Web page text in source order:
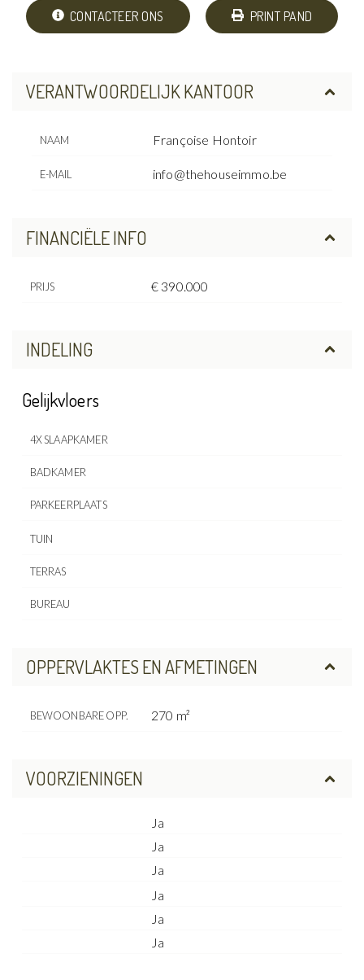
CONTACTEER ONS PRINT PAND
VERANTWOORDELIJK KANTOOR
NAAM Françoise Hontoir
E-MAIL info@thehouseimmo.be
FINANCIËLE INFO
PRIJS € 390.000
INDELING
Gelijkvloers
4X SLAAPKAMER
BADKAMER
PARKEERPLAATS
TUIN
TERRAS
BUREAU
OPPERVLAKTES EN AFMETINGEN
BEWOONBARE OPP. 270 m²
VOORZIENINGEN
Ja
Ja
Ja
Ja
Ja
Ja